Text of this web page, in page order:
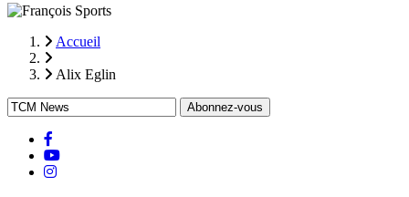
Fil
Accueil
Alix Eglin
Youtube
instagram